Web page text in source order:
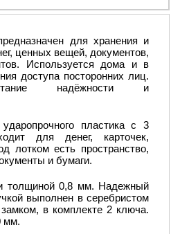
для хранения и
ценных вещей, документов,
Используется дома и в
доступа посторонних лиц.
надёжности и
пластика с 3
для денег, карточек,
лотком есть пространство,
и бумаги.
толщиной 0,8 мм. Надежный
выполнен в серебристом
в комплекте 2 ключа.
мм.